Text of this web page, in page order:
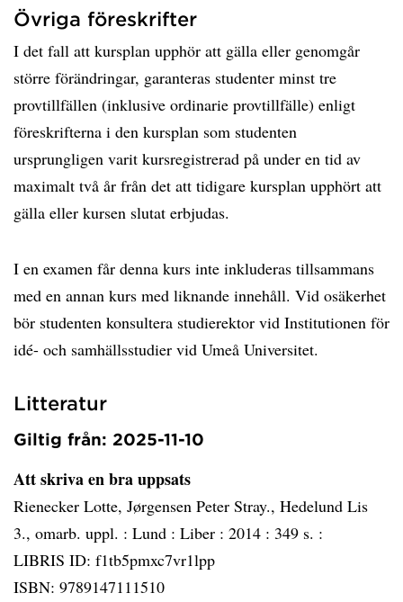
Övriga föreskrifter
I det fall att kursplan upphör att gälla eller genomgår
större förändringar, garanteras studenter minst tre
provtillfällen (inklusive ordinarie provtillfälle) enligt
föreskrifterna i den kursplan som studenten
ursprungligen varit kursregistrerad på under en tid av
maximalt två år från det att tidigare kursplan upphört att
gälla eller kursen slutat erbjudas.
I en examen får denna kurs inte inkluderas tillsammans
med en annan kurs med liknande innehåll. Vid osäkerhet
bör studenten konsultera studierektor vid Institutionen för
idé- och samhällsstudier vid Umeå Universitet.
Litteratur
Giltig från: 2025-11-10
Att skriva en bra uppsats
Rienecker Lotte, Jørgensen Peter Stray., Hedelund Lis
3., omarb. uppl. : Lund : Liber : 2014 : 349 s. :
LIBRIS ID: f1tb5pmxc7vr1lpp
ISBN: 9789147111510